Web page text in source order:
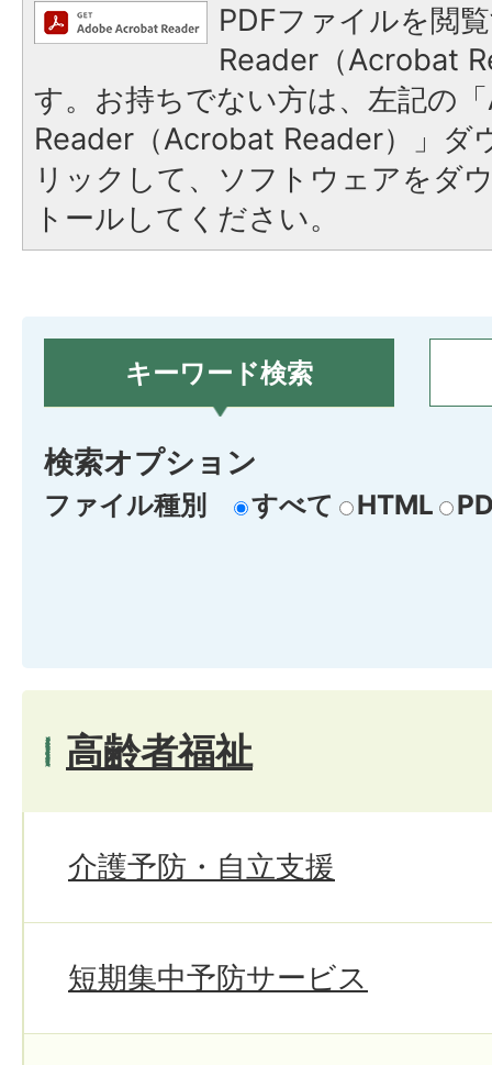
PDFファイルを閲
Reader（Acrobat
す。お持ちでない方は、左記の
Reader（Acrobat Reader）」ダ
リックして、ソフトウェアをダ
トールしてください。
キーワード検索
検索オプション
ファイル種別 すべて HTML
高齢者福祉
介護予防・自立支援
短期集中予防サービス